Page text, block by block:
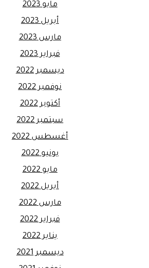
مايو 2023
أبريل 2023
مارس 2023
فبراير 2023
ديسمبر 2022
نوفمبر 2022
أكتوبر 2022
سبتمبر 2022
أغسطس 2022
يونيو 2022
مايو 2022
أبريل 2022
مارس 2022
فبراير 2022
يناير 2022
ديسمبر 2021